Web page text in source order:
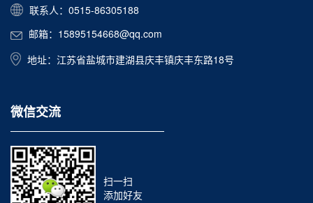
联系人：0515-86305188
邮箱：15895154668@qq.com
地址：江苏省盐城市建湖县庆丰镇庆丰东路18号
微信交流
扫一扫
添加好友